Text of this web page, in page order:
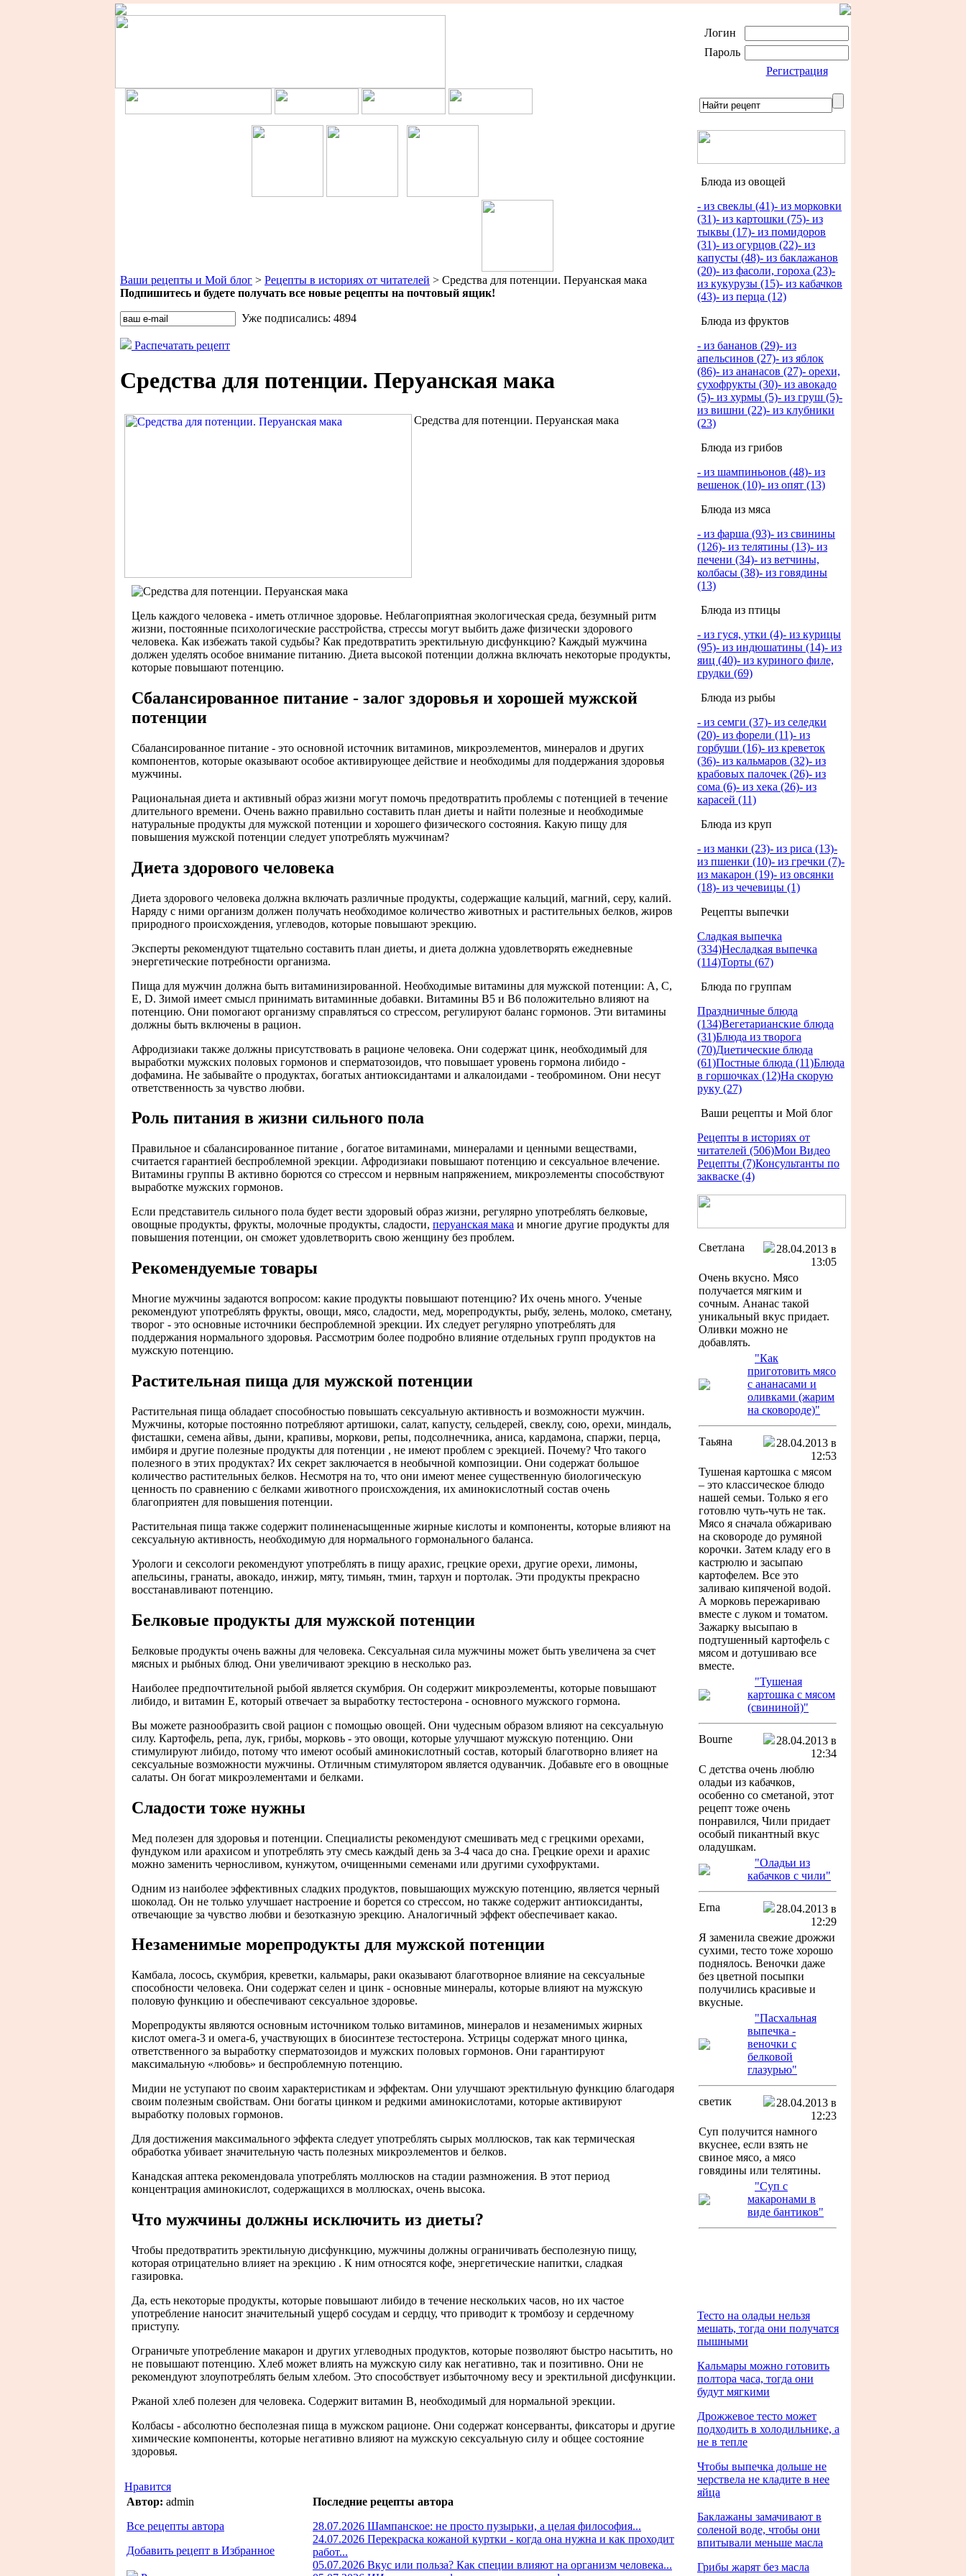
Логин
Пароль
Регистрация
Ваши рецепты и Мой блог > Рецепты в историях от читателей > Средства для потенции. Перуанская мака
Подпишитесь и будете получать все новые рецепты на почтовый ящик!
Уже подписались: 4894
Распечатать рецепт
Средства для потенции. Перуанская мака
Средства для потенции. Перуанская мака
Цель каждого человека - иметь отличное здоровье. Неблагоприятная экологическая среда, безумный ритм
жизни, постоянные психологические расстройства, стрессы могут выбить даже физически здорового
человека. Как избежать такой судьбы? Как предотвратить эректильную дисфункцию? Каждый мужчина
должен уделять особое внимание питанию. Диета высокой потенции должна включать некоторые продукты,
которые повышают потенцию.
Сбалансированное питание - залог здоровья и хорошей мужской
потенции
Сбалансированное питание - это основной источник витаминов, микроэлементов, минералов и других
компонентов, которые оказывают особое активирующее действие и необходимы для поддержания здоровья
мужчины.
Рациональная диета и активный образ жизни могут помочь предотвратить проблемы с потенцией в течение
длительного времени. Очень важно правильно составить план диеты и найти полезные и необходимые
натуральные продукты для мужской потенции и хорошего физического состояния. Какую пищу для
повышения мужской потенции следует употреблять мужчинам?
Диета здорового человека
Диета здорового человека должна включать различные продукты, содержащие кальций, магний, серу, калий.
Наряду с ними организм должен получать необходимое количество животных и растительных белков, жиров
природного происхождения, углеводов, которые повышают эрекцию.
Эксперты рекомендуют тщательно составить план диеты, и диета должна удовлетворять ежедневные
энергетические потребности организма.
Пища для мужчин должна быть витаминизированной. Необходимые витамины для мужской потенции: А, С,
Е, D. Зимой имеет смысл принимать витаминные добавки. Витамины В5 и В6 положительно влияют на
потенцию. Они помогают организму справляться со стрессом, регулируют баланс гормонов. Эти витамины
должны быть включены в рацион.
Афродизиаки также должны присутствовать в рационе человека. Они содержат цинк, необходимый для
выработки мужских половых гормонов и сперматозоидов, что повышает уровень гормона либидо -
дофамина. Не забывайте о продуктах, богатых антиоксидантами и алкалоидами - теобромином. Они несут
ответственность за чувство любви.
Роль питания в жизни сильного пола
Правильное и сбалансированное питание , богатое витаминами, минералами и ценными веществами,
считается гарантией беспроблемной эрекции. Афродизиаки повышают потенцию и сексуальное влечение.
Витамины группы В активно борются со стрессом и нервным напряжением, микроэлементы способствуют
выработке мужских гормонов.
Если представитель сильного пола будет вести здоровый образ жизни, регулярно употреблять белковые,
овощные продукты, фрукты, молочные продукты, сладости, перуанская мака и многие другие продукты для
повышения потенции, он сможет удовлетворить свою женщину без проблем.
Рекомендуемые товары
Многие мужчины задаются вопросом: какие продукты повышают потенцию? Их очень много. Ученые
рекомендуют употреблять фрукты, овощи, мясо, сладости, мед, морепродукты, рыбу, зелень, молоко, сметану,
творог - это основные источники беспроблемной эрекции. Их следует регулярно употреблять для
поддержания нормального здоровья. Рассмотрим более подробно влияние отдельных групп продуктов на
мужскую потенцию.
Растительная пища для мужской потенции
Растительная пища обладает способностью повышать сексуальную активность и возможности мужчин.
Мужчины, которые постоянно потребляют артишоки, салат, капусту, сельдерей, свеклу, сою, орехи, миндаль,
фисташки, семена айвы, дыни, крапивы, моркови, репы, подсолнечника, аниса, кардамона, спаржи, перца,
имбиря и другие полезные продукты для потенции , не имеют проблем с эрекцией. Почему? Что такого
полезного в этих продуктах? Их секрет заключается в необычной композиции. Они содержат большое
количество растительных белков. Несмотря на то, что они имеют менее существенную биологическую
ценность по сравнению с белками животного происхождения, их аминокислотный состав очень
благоприятен для повышения потенции.
Растительная пища также содержит полиненасыщенные жирные кислоты и компоненты, которые влияют на
сексуальную активность, необходимую для нормального гормонального баланса.
Урологи и сексологи рекомендуют употреблять в пищу арахис, грецкие орехи, другие орехи, лимоны,
апельсины, гранаты, авокадо, инжир, мяту, тимьян, тмин, тархун и портолак. Эти продукты прекрасно
восстанавливают потенцию.
Белковые продукты для мужской потенции
Белковые продукты очень важны для человека. Сексуальная сила мужчины может быть увеличена за счет
мясных и рыбных блюд. Они увеличивают эрекцию в несколько раз.
Наиболее предпочтительной рыбой является скумбрия. Он содержит микроэлементы, которые повышают
либидо, и витамин Е, который отвечает за выработку тестостерона - основного мужского гормона.
Вы можете разнообразить свой рацион с помощью овощей. Они чудесным образом влияют на сексуальную
силу. Картофель, репа, лук, грибы, морковь - это овощи, которые улучшают мужскую потенцию. Они
стимулируют либидо, потому что имеют особый аминокислотный состав, который благотворно влияет на
сексуальные возможности мужчины. Отличным стимулятором является одуванчик. Добавьте его в овощные
салаты. Он богат микроэлементами и белками.
Сладости тоже нужны
Мед полезен для здоровья и потенции. Специалисты рекомендуют смешивать мед с грецкими орехами,
фундуком или арахисом и употреблять эту смесь каждый день за 3-4 часа до сна. Грецкие орехи и арахис
можно заменить черносливом, кунжутом, очищенными семенами или другими сухофруктами.
Одним из наиболее эффективных сладких продуктов, повышающих мужскую потенцию, является черный
шоколад. Он не только улучшает настроение и борется со стрессом, но также содержит антиоксиданты,
отвечающие за чувство любви и безотказную эрекцию. Аналогичный эффект обеспечивает какао.
Незаменимые морепродукты для мужской потенции
Камбала, лосось, скумбрия, креветки, кальмары, раки оказывают благотворное влияние на сексуальные
способности человека. Они содержат селен и цинк - основные минералы, которые влияют на мужскую
половую функцию и обеспечивают сексуальное здоровье.
Морепродукты являются основным источником только витаминов, минералов и незаменимых жирных
кислот омега-3 и омега-6, участвующих в биосинтезе тестостерона. Устрицы содержат много цинка,
ответственного за выработку сперматозоидов и мужских половых гормонов. Они гарантируют
максимальную «любовь» и беспроблемную потенцию.
Мидии не уступают по своим характеристикам и эффектам. Они улучшают эректильную функцию благодаря
своим полезным свойствам. Они богаты цинком и редкими аминокислотами, которые активируют
выработку половых гормонов.
Для достижения максимального эффекта следует употреблять сырых моллюсков, так как термическая
обработка убивает значительную часть полезных микроэлементов и белков.
Канадская аптека рекомендовала употреблять моллюсков на стадии размножения. В этот период
концентрация аминокислот, содержащихся в моллюсках, очень высока.
Что мужчины должны исключить из диеты?
Чтобы предотвратить эректильную дисфункцию, мужчины должны ограничивать бесполезную пищу,
которая отрицательно влияет на эрекцию . К ним относятся кофе, энергетические напитки, сладкая
газировка.
Да, есть некоторые продукты, которые повышают либидо в течение нескольких часов, но их частое
употребление наносит значительный ущерб сосудам и сердцу, что приводит к тромбозу и сердечному
приступу.
Ограничьте употребление макарон и других углеводных продуктов, которые позволяют быстро насытить, но
не повышают потенцию. Хлеб может влиять на мужскую силу как негативно, так и позитивно. Они не
рекомендуют злоупотреблять белым хлебом. Это способствует избыточному весу и эректильной дисфункции.
Ржаной хлеб полезен для человека. Содержит витамин В, необходимый для нормальной эрекции.
Колбасы - абсолютно бесполезная пища в мужском рационе. Они содержат консерванты, фиксаторы и другие
химические компоненты, которые негативно влияют на мужскую сексуальную силу и общее состояние
здоровья.
Нравится
Автор: admin
Все рецепты автора
Добавить рецепт в Избранное
Последние рецепты автора
28.07.2026 Шампанское: не просто пузырьки, а целая философия...
24.07.2026 Перекраска кожаной куртки - когда она нужна и как проходит
работ...
05.07.2026 Вкус или польза? Как специи влияют на организм человека...
Блюда из овощей
- из свеклы (41)- из морковки
(31)- из картошки (75)- из
тыквы (17)- из помидоров
(31)- из огурцов (22)- из
капусты (48)- из баклажанов
(20)- из фасоли, гороха (23)-
из кукурузы (15)- из кабачков
(43)- из перца (12)
Блюда из фруктов
- из бананов (29)- из
апельсинов (27)- из яблок
(86)- из ананасов (27)- орехи,
сухофрукты (30)- из авокадо
(5)- из хурмы (5)- из груш (5)-
из вишни (22)- из клубники
(23)
Блюда из грибов
- из шампиньонов (48)- из
вешенок (10)- из опят (13)
Блюда из мяса
- из фарша (93)- из свинины
(126)- из телятины (13)- из
печени (34)- из ветчины,
колбасы (38)- из говядины
(13)
Блюда из птицы
- из гуся, утки (4)- из курицы
(95)- из индюшатины (14)- из
яиц (40)- из куриного филе,
грудки (69)
Блюда из рыбы
- из семги (37)- из селедки
(20)- из форели (11)- из
горбуши (16)- из креветок
(36)- из кальмаров (32)- из
крабовых палочек (26)- из
сома (6)- из хека (26)- из
карасей (11)
Блюда из круп
- из манки (23)- из риса (13)-
из пшенки (10)- из гречки (7)-
из макарон (19)- из овсянки
(18)- из чечевицы (1)
Рецепты выпечки
Сладкая выпечка
(334)Несладкая выпечка
(114)Торты (67)
Блюда по группам
Праздничные блюда
(134)Вегетарианские блюда
(31)Блюда из творога
(70)Диетические блюда
(61)Постные блюда (11)Блюда
в горшочках (12)На скорую
руку (27)
Ваши рецепты и Мой блог
Рецепты в историях от
читателей (506)Мои Видео
Рецепты (7)Консультанты по
закваске (4)
Светлана
28.04.2013 в
13:05
Очень вкусно. Мясо
получается мягким и
сочным. Ананас такой
уникальный вкус придает.
Оливки можно не
добавлять.
"Как
приготовить мясо
с ананасами и
оливками (жарим
на сковороде)"
Таьяна
28.04.2013 в
12:53
Тушеная картошка с мясом
– это классическое блюдо
нашей семьи. Только я его
готовлю чуть-чуть не так.
Мясо я сначала обжариваю
на сковороде до румяной
корочки. Затем кладу его в
кастрюлю и засыпаю
картофелем. Все это
заливаю кипяченой водой.
А морковь пережариваю
вместе с луком и томатом.
Зажарку высыпаю в
подтушенный картофель с
мясом и дотушиваю все
вместе.
"Тушеная
картошка с мясом
(свининой)"
Bourne
28.04.2013 в
12:34
С детства очень люблю
оладьи из кабачков,
особенно со сметаной, этот
рецепт тоже очень
понравился, Чили придает
особый пикантный вкус
оладушкам.
"Оладьи из
кабачков с чили"
Erna
28.04.2013 в
12:29
Я заменила свежие дрожжи
сухими, тесто тоже хорошо
поднялось. Веночки даже
без цветной посыпки
получились красивые и
вкусные.
"Пасхальная
выпечка -
веночки с
белковой
глазурью"
светик
28.04.2013 в
12:23
Суп получится намного
вкуснее, если взять не
свиное мясо, а мясо
говядины или телятины.
"Суп с
макаронами в
виде бантиков"
Тесто на оладьи нельзя
мешать, тогда они получатся
пышными
Кальмары можно готовить
полтора часа, тогда они
будут мягкими
Дрожжевое тесто может
подходить в холодильнике, а
не в тепле
Чтобы выпечка дольше не
черствела не кладите в нее
яйца
Баклажаны замачивают в
соленой воде, чтобы они
впитывали меньше масла
Грибы жарят без масла